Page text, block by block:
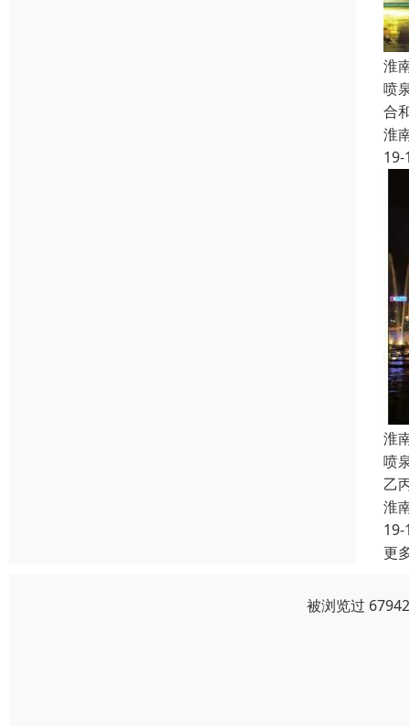
淮
喷
合
淮
19-
淮
喷
乙
淮
19-
更
被浏览过